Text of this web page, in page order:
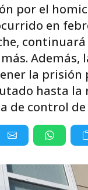
por el
en
Además,
la prisión
hasta la
de control de